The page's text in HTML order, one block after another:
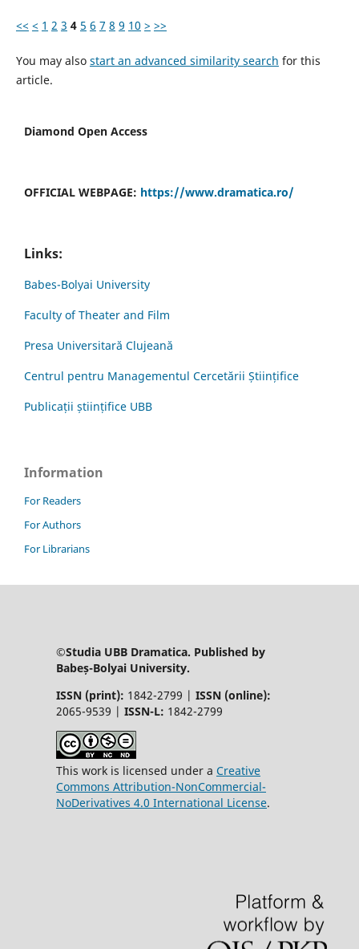
<< < 1 2 3 4 5 6 7 8 9 10 > >>
You may also start an advanced similarity search for this
article.
Diamond Open Access
OFFICIAL WEBPAGE: https://www.dramatica.ro/
Links:
Babes-Bolyai University
Faculty of Theater and Film
Presa Universitară Clujeană
Centrul pentru Managementul Cercetării Științifice
Publicații științifice UBB
Information
For Readers
For Authors
For Librarians
©Studia UBB Dramatica. Published by
Babeș-Bolyai University.
ISSN (print): 1842-2799 | ISSN (online):
2065-9539 | ISSN-L: 1842-2799
This work is licensed under a Creative
Commons Attribution-NonCommercial-
NoDerivatives 4.0 International License.